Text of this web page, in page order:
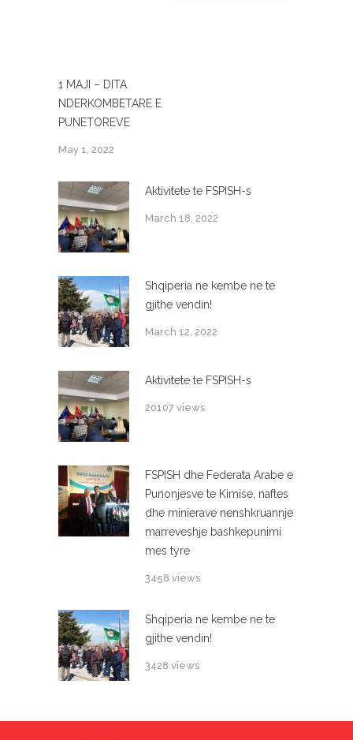
1 MAJI – DITA
NDERKOMBETARE E
PUNETOREVE
May 1, 2022
Aktivitete te FSPISH-s
March 18, 2022
Shqiperia ne kembe ne te
gjithe vendin!
March 12, 2022
Aktivitete te FSPISH-s
20107 views
FSPISH dhe Federata Arabe e
Punonjesve te Kimise, naftes
dhe minierave nenshkruannje
marreveshje bashkepunimi
mes tyre
3458 views
Shqiperia ne kembe ne te
gjithe vendin!
3428 views